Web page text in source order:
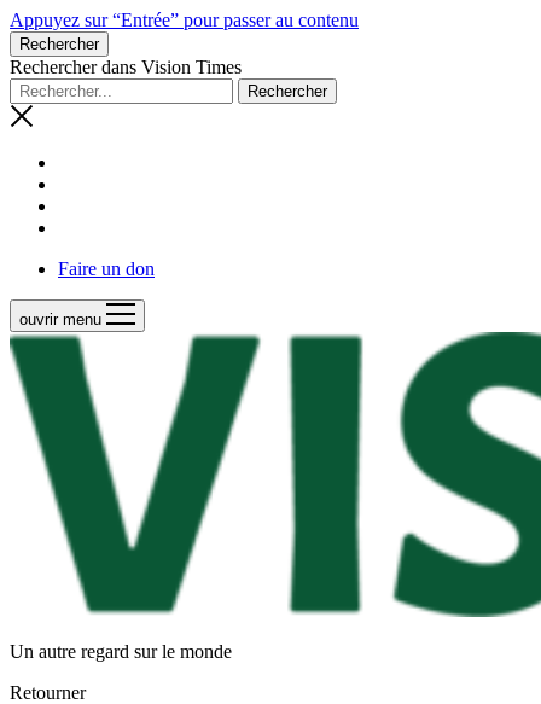
Appuyez sur “Entrée” pour passer au contenu
Rechercher
Rechercher dans Vision Times
Faire un don
ouvrir menu
Un autre regard sur le monde
Retourner